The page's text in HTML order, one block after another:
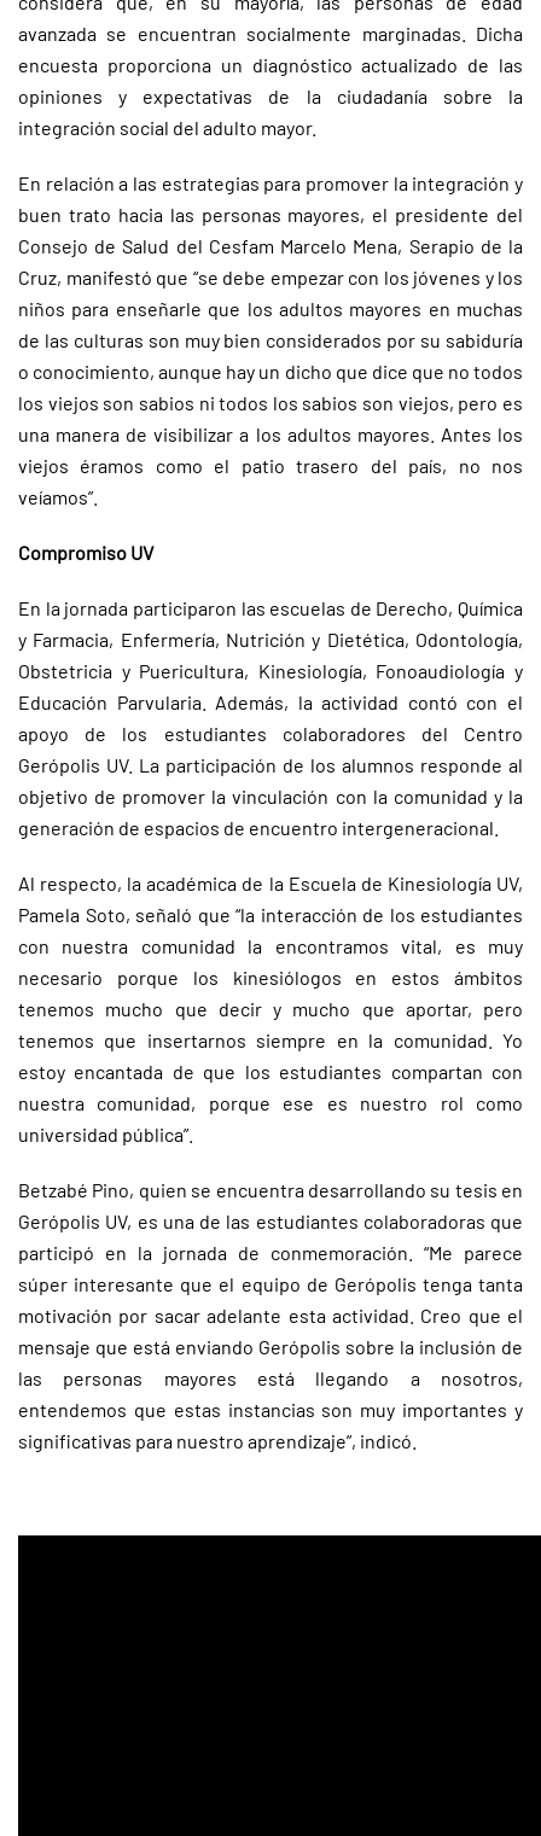
avanzada se encuentran socialmente marginadas. Dicha
encuesta proporciona un diagnóstico actualizado de las
opiniones y expectativas de la ciudadanía sobre la
integración social del adulto mayor.
En relación a las estrategias para promover la integración y
buen trato hacia las personas mayores, el presidente del
Consejo de Salud del Cesfam Marcelo Mena, Serapio de la
Cruz, manifestó que “se debe empezar con los jóvenes y los
niños para enseñarle que los adultos mayores en muchas
de las culturas son muy bien considerados por su sabiduría
o conocimiento, aunque hay un dicho que dice que no todos
los viejos son sabios ni todos los sabios son viejos, pero es
una manera de visibilizar a los adultos mayores. Antes los
viejos éramos como el patio trasero del país, no nos
veíamos”.
Compromiso UV
En la jornada participaron las escuelas de Derecho, Química
y Farmacia, Enfermería, Nutrición y Dietética, Odontología,
Obstetricia y Puericultura, Kinesiología, Fonoaudiología y
Educación Parvularia. Además, la actividad contó con el
apoyo de los estudiantes colaboradores del Centro
Gerópolis UV. La participación de los alumnos responde al
objetivo de promover la vinculación con la comunidad y la
generación de espacios de encuentro intergeneracional.
Al respecto, la académica de la Escuela de Kinesiología UV,
Pamela Soto, señaló que “la interacción de los estudiantes
con nuestra comunidad la encontramos vital, es muy
necesario porque los kinesiólogos en estos ámbitos
tenemos mucho que decir y mucho que aportar, pero
tenemos que insertarnos siempre en la comunidad. Yo
estoy encantada de que los estudiantes compartan con
nuestra comunidad, porque ese es nuestro rol como
universidad pública”.
Betzabé Pino, quien se encuentra desarrollando su tesis en
Gerópolis UV, es una de las estudiantes colaboradoras que
participó en la jornada de conmemoración. “Me parece
súper interesante que el equipo de Gerópolis tenga tanta
motivación por sacar adelante esta actividad. Creo que el
mensaje que está enviando Gerópolis sobre la inclusión de
las personas mayores está llegando a nosotros,
entendemos que estas instancias son muy importantes y
significativas para nuestro aprendizaje”, indicó.